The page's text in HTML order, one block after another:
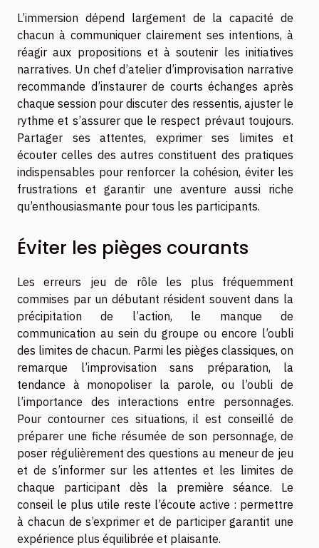
L’immersion dépend largement de la capacité de
chacun à communiquer clairement ses intentions, à
réagir aux propositions et à soutenir les initiatives
narratives. Un chef d’atelier d’improvisation narrative
recommande d’instaurer de courts échanges après
chaque session pour discuter des ressentis, ajuster le
rythme et s’assurer que le respect prévaut toujours.
Partager ses attentes, exprimer ses limites et
écouter celles des autres constituent des pratiques
indispensables pour renforcer la cohésion, éviter les
frustrations et garantir une aventure aussi riche
qu’enthousiasmante pour tous les participants.
Éviter les pièges courants
Les erreurs jeu de rôle les plus fréquemment
commises par un débutant résident souvent dans la
précipitation de l’action, le manque de
communication au sein du groupe ou encore l’oubli
des limites de chacun. Parmi les pièges classiques, on
remarque l’improvisation sans préparation, la
tendance à monopoliser la parole, ou l’oubli de
l’importance des interactions entre personnages.
Pour contourner ces situations, il est conseillé de
préparer une fiche résumée de son personnage, de
poser régulièrement des questions au meneur de jeu
et de s’informer sur les attentes et les limites de
chaque participant dès la première séance. Le
conseil le plus utile reste l’écoute active : permettre
à chacun de s’exprimer et de participer garantit une
expérience plus équilibrée et plaisante.